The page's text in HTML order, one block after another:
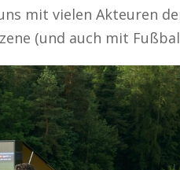
mit vielen Akteuren
(und auch mit